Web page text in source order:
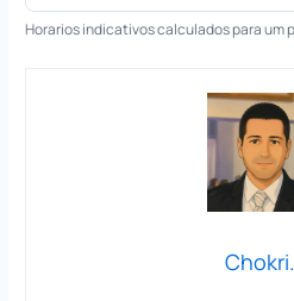
Horarios indicativos calculados para um